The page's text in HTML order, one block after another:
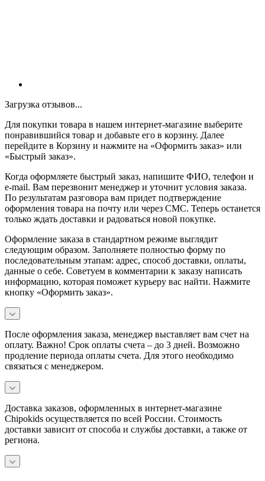
Загрузка отзывов...
Для покупки товара в нашем интернет-магазине выберите
понравившийся товар и добавьте его в корзину. Далее
перейдите в Корзину и нажмите на «Оформить заказ» или
«Быстрый заказ».
Когда оформляете быстрый заказ, напишите ФИО, телефон и
e-mail. Вам перезвонит менеджер и уточнит условия заказа.
По результатам разговора вам придет подтверждение
оформления товара на почту или через СМС. Теперь останется
только ждать доставки и радоваться новой покупке.
Оформление заказа в стандартном режиме выглядит
следующим образом. Заполняете полностью форму по
последовательным этапам: адрес, способ доставки, оплаты,
данные о себе. Советуем в комментарии к заказу написать
информацию, которая поможет курьеру вас найти. Нажмите
кнопку «Оформить заказ».
После оформления заказа, менеджер выставляет вам счет на
оплату. Важно! Срок оплаты счета – до 3 дней. Возможно
продление периода оплаты счета. Для этого необходимо
связаться с менеджером.
Доставка заказов, оформленных в интернет-магазине
Chipokids осуществляется по всей России. Стоимость
доставки зависит от способа и службы доставки, а также от
региона.